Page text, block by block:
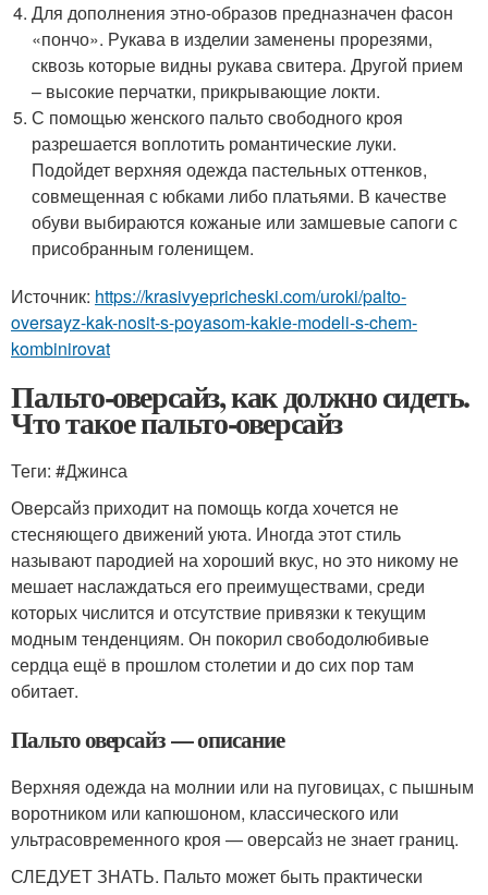
Для дополнения этно-образов предназначен фасон
«пончо». Рукава в изделии заменены прорезями,
сквозь которые видны рукава свитера. Другой прием
– высокие перчатки, прикрывающие локти.
С помощью женского пальто свободного кроя
разрешается воплотить романтические луки.
Подойдет верхняя одежда пастельных оттенков,
совмещенная с юбками либо платьями. В качестве
обуви выбираются кожаные или замшевые сапоги с
присобранным голенищем.
Источник: https://krasivyepricheski.com/uroki/palto-
oversayz-kak-nosit-s-poyasom-kakie-modeli-s-chem-
kombinirovat
Пальто-оверсайз, как должно сидеть.
Что такое пальто-оверсайз
Теги: #Джинса
Оверсайз приходит на помощь когда хочется не
стесняющего движений уюта. Иногда этот стиль
называют пародией на хороший вкус, но это никому не
мешает наслаждаться его преимуществами, среди
которых числится и отсутствие привязки к текущим
модным тенденциям. Он покорил свободолюбивые
сердца ещё в прошлом столетии и до сих пор там
обитает.
Пальто оверсайз — описание
Верхняя одежда на молнии или на пуговицах, с пышным
воротником или капюшоном, классического или
ультрасовременного кроя — оверсайз не знает границ.
СЛЕДУЕТ ЗНАТЬ. Пальто может быть практически